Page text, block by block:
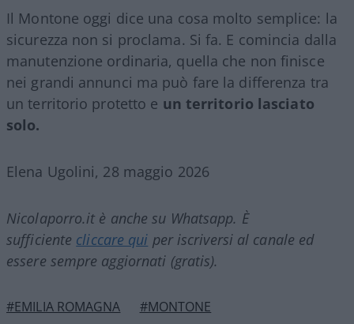
Il Montone oggi dice una cosa molto semplice: la
sicurezza non si proclama. Si fa. E comincia dalla
manutenzione ordinaria, quella che non finisce
nei grandi annunci ma può fare la differenza tra
un territorio protetto e un territorio lasciato
solo.
Elena Ugolini, 28 maggio 2026
Nicolaporro.it è anche su Whatsapp. È
sufficiente cliccare qui per iscriversi al canale ed
essere sempre aggiornati (gratis).
#EMILIA ROMAGNA #MONTONE